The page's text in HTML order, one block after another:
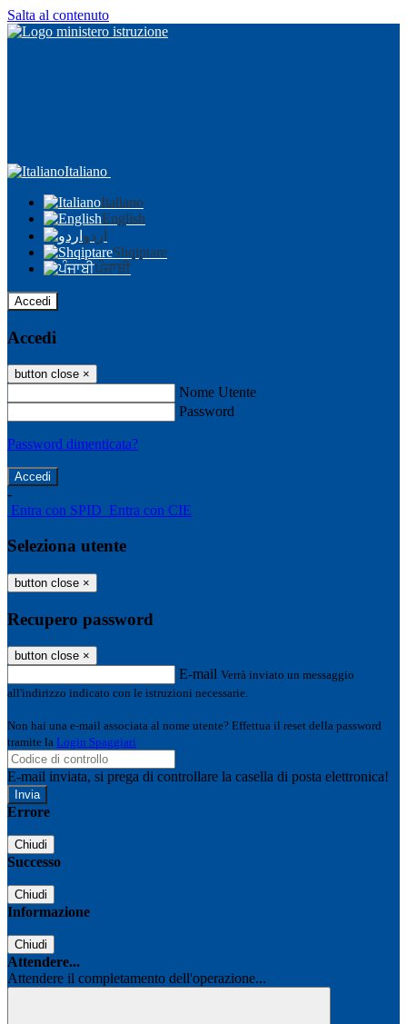
Salta al contenuto
Italiano
Italiano
English
اردو
Shqiptare
ਪੰਜਾਬੀ
Accedi
Accedi
button close ×
Nome Utente
Password
Password dimenticata?
-
Entra con SPID Entra con CIE
Seleziona utente
button close ×
Recupero password
button close ×
E-mail Verrà inviato un messaggio
all'indirizzo indicato con le istruzioni necessarie.
Non hai una e-mail associata al nome utente? Effettua il reset della password
tramite la Login Spaggiari
E-mail inviata, si prega di controllare la casella di posta elettronica!
Errore
Chiudi
Successo
Chiudi
Informazione
Chiudi
Attendere...
Attendere il completamento dell'operazione...